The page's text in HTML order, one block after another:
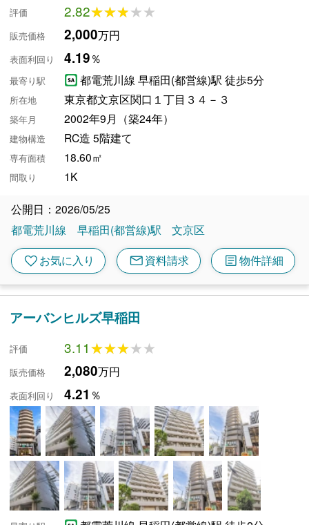
評価 2.82★★★★★
★★★★★
販売価格 2,000万円
表面利回り 4.19％
最寄り駅 都電荒川線 早稲田(都営線)駅 徒歩5分
所在地 東京都文京区関口１丁目３４－３
築年月 2002年9月（築24年）
建物構造 RC造 5階建て
専有面積 18.60㎡
間取り 1K
公開日：2026/05/25
都電荒川線
早稲田(都営線)駅 文京区
favoriteお気に入り mail資料請求 article物件詳細
アーバンヒルズ早稲田
評価 3.11★★★★★
★★★★★
販売価格 2,080万円
表面利回り 4.21 ％